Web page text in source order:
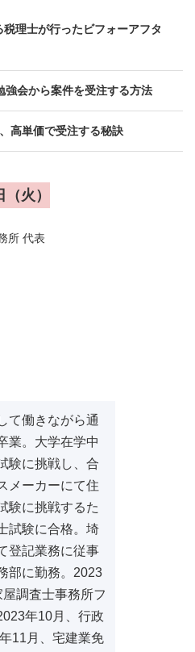
理士が行ったビフォーアフタ
強会から案件を受注する方法
高単価で受注する秘訣
火）
所 代表
て働きながら通
業。大学在学中
験に挑戦し、合
メーカーにて住
験に挑戦するた
試験に合格。埼
登記業務に従事
部に勤務。2023
調査士事務所フ
年10月、行政
11月、宅建業免